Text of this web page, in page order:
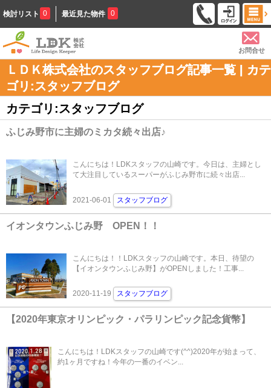
検討リスト 0 最近見た物件 0
お問合せ
ＬＤＫ株式会社のスタッフブログ記事一覧 | カテ
ゴリ:スタッフブログ
カテゴリ:スタッフブログ
ふじみ野市に主婦のミカタ続々出店♪
こんにちは！LDKスタッフの山崎です。今日は、主婦とし
て大注目しているスーパーがふじみ野市に続々出店...
2021-06-01 スタッフブログ
イオンタウンふじみ野 OPEN！！
こんにちは！！LDKスタッフの山崎です。本日、待望の
【イオンタウンふじみ野】がOPENしました！工事...
2020-11-19 スタッフブログ
【2020年東京オリンピック・パラリンピック記念貨幣】
こんにちは！LDKスタッフの山崎です(^^)2020年が始まって、
約1ヶ月ですね！今年の一番のイベン...